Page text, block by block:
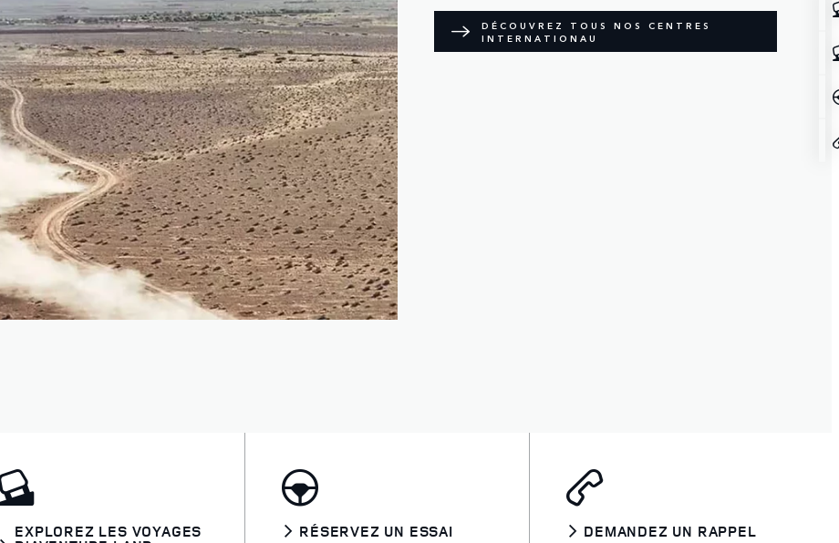
DÉCOUVREZ TOUS NOS CENTRES
INTERNATIONAU
EXPLOREZ LES VOYAGES RÉSERVEZ UN ESSAI DEMANDEZ UN RAPPEL